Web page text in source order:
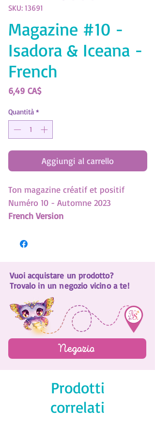
SKU: 13691
Magazine #10 -
Isadora & Iceana -
French
6,49 CA$Prezzo
Quantità *
Aggiungi al carrello
Ton magazine créatif et positif
Numéro 10 - Automne 2023
French Version
15 pages de jeux et de dessins!
Es-tu aventurière?
Connais-tu bien les Stars?
Et encore plus ...
Vuoi acquistare un prodotto?
Trovalo in un negozio vicino a te!
Negozio
Prodotti
correlati